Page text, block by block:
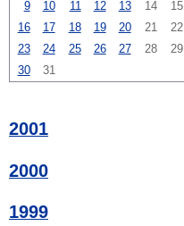
9 10 11 12 13 14
15
16
17 18 19 20 21
22
23
24 25 26 27 28
29
30
31
2001
2000
1999